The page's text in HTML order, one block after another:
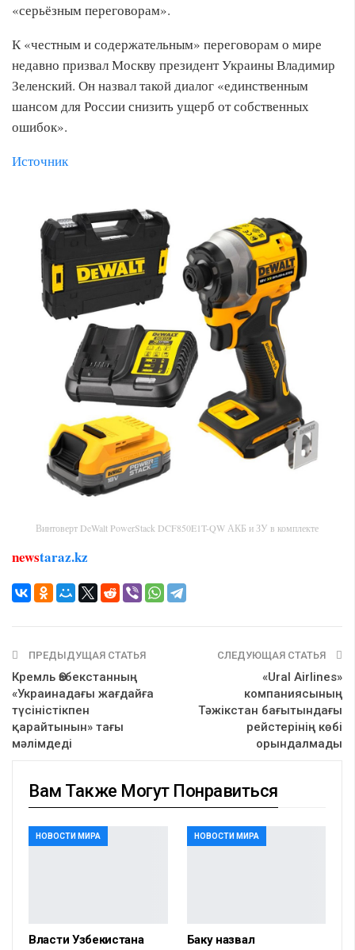
«серьёзным переговорам».
К «честным и содержательным» переговорам о мире
недавно призвал Москву президент Украины Владимир
Зеленский. Он назвал такой диалог «единственным
шансом для России снизить ущерб от собственных
ошибок».
Источник
Винтоверт DeWalt PowerStack DCF850E1T-QW АКБ и ЗУ в комплекте
newstaraz.kz
ПРЕДЫДУЩАЯ СТАТЬЯ
Кремль Өзбекстанның
«Украинадағы жағдайға
түсіністікпен
қарайтынын» тағы
мәлімдеді
СЛЕДУЮЩАЯ СТАТЬЯ
«Ural Airlines»
компаниясының
Тәжікстан бағытындағы
рейстерінің көбі
орындалмады
Вам Также Могут Понравиться
НОВОСТИ МИРА
Власти Узбекистана
НОВОСТИ МИРА
Баку назвал